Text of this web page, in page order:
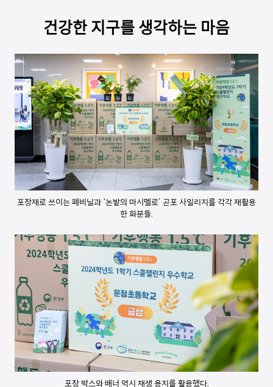
건강한 지구를 생각하는 마음
포장재로 쓰이는 폐비닐과 ‘논밭의 마시멜로’ 곤포 사일리지를 각각 재활용
한 화분들.
포장 박스와 배너 역시 재생 용지를 활용했다.